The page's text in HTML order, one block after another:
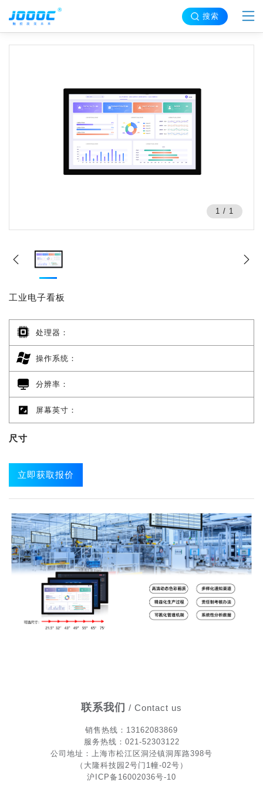
搜索
1 / 1
工业电子看板
处理器：
操作系统：
分辨率：
屏幕英寸：
尺寸
立即获取报价
联系我们 / Contact us
销售热线 ：13162083869
服务热线：021-52303122
公司地址：上海市松江区洞泾镇洞厍路398号
（大隆科技园2号门1幢-02号）
沪ICP备16002036号-10